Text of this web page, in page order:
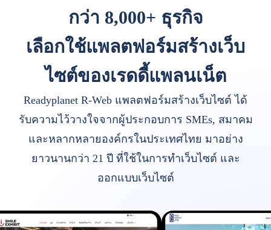
กว่า 8,000+ ธุรกิจ
เลือกใช้แพลตฟอร์มสร้างเว็บ
ไซต์ของเรดดี้แพลนเน็ต
Readyplanet R-Web แพลตฟอร์มสร้างเว็บไซต์ ได้
รับความไว้วางใจจากผู้ประกอบการ SMEs, สมาคม
และหลากหลายองค์กรในประเทศไทย มาอย่าง
ยาวนานกว่า 21 ปี ที่ใช้ในการทำเว็บไซต์ และ
ออกแบบเว็บไซต์